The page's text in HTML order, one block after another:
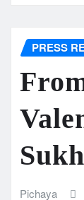
PRESS
Pichaya